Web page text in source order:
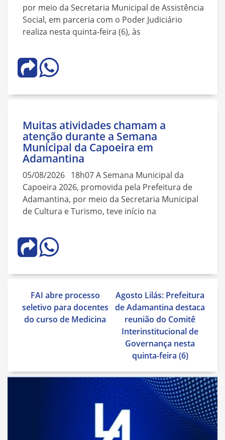
por meio da Secretaria Municipal de Assistência
Social, em parceria com o Poder Judiciário
realiza nesta quinta-feira (6), às
Muitas atividades chamam a
atenção durante a Semana
Municipal da Capoeira em
Adamantina
05/08/2026 18h07 A Semana Municipal da
Capoeira 2026, promovida pela Prefeitura de
Adamantina, por meio da Secretaria Municipal
de Cultura e Turismo, teve início na
Navegação
de
Post
FAI abre processo
seletivo para docentes
do curso de Medicina
Agosto Lilás: Prefeitura
de Adamantina destaca
reunião do Comitê
Interinstitucional de
Governança nesta
quinta-feira (6)